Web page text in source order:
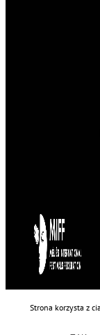
Strona korzysta z